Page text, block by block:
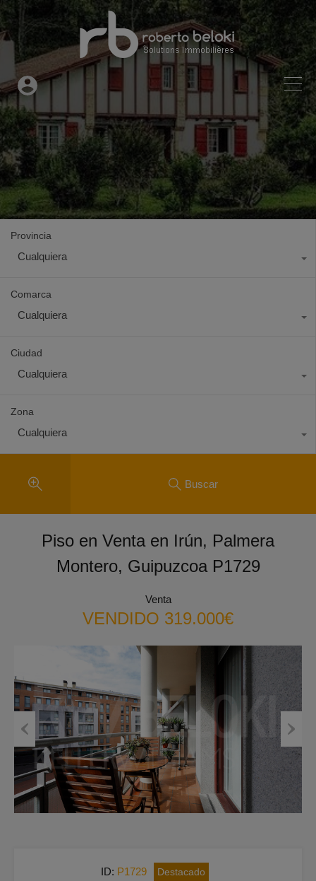
Provincia
Cualquiera
Comarca
Cualquiera
Ciudad
Cualquiera
Zona
Cualquiera
Buscar
Piso en Venta en Irún, Palmera
Montero, Guipuzcoa P1729
Venta
VENDIDO 319.000€
Previous Next
ID: P1729 Destacado